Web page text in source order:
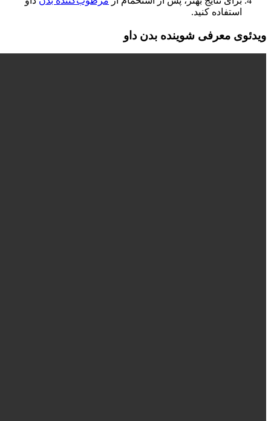
استفاده کنید.
ویدئوی معرفی شوینده بدن داو